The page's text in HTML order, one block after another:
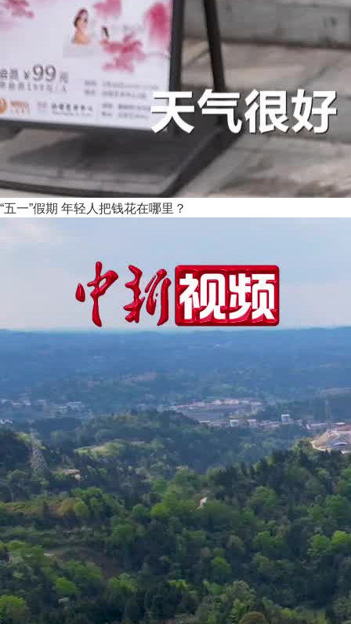
“五一”假期 年轻人把钱花在哪里？